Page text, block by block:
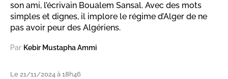
son ami, l’écrivain Boualem Sansal. Avec des mots
simples et dignes, il implore le régime d’Alger de ne
pas avoir peur des Algériens.
Par Kebir Mustapha Ammi
Le 21/11/2024 à 18h46